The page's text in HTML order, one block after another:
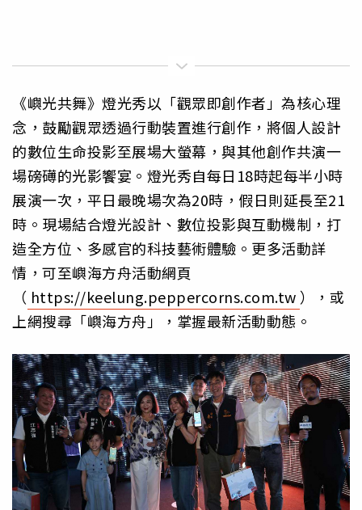
《嶼光共舞》燈光秀以「觀眾即創作者」為核心理
念，鼓勵觀眾透過行動裝置進行創作，將個人設計
的數位生命投影至展場大螢幕，與其他創作共演一
場磅礡的光影饗宴。燈光秀自每日18時起每半小時
展演一次，平日最晚場次為20時，假日則延長至21
時。現場結合燈光設計、數位投影與互動機制，打
造全方位、多感官的科技藝術體驗。更多活動詳
情，可至嶼海方舟活動網頁
（ https://keelung.peppercorns.com.tw），或
上網搜尋「嶼海方舟」，掌握最新活動動態。